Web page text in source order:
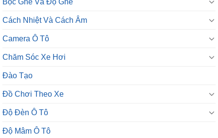
Cách Nhiệt Và Cách Âm
Camera Ô Tô
Chăm Sóc Xe Hơi
Đào Tạo
Đồ Chơi Theo Xe
Độ Đèn Ô Tô
Độ Mâm Ô Tô